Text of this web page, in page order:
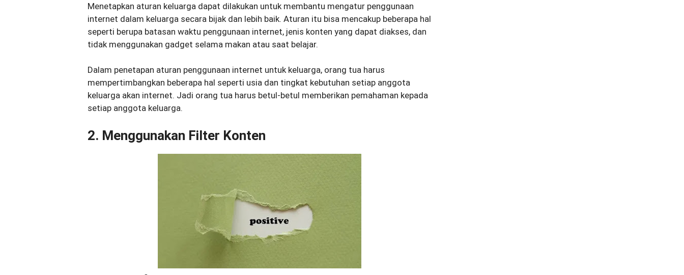
Menetapkan aturan keluarga dapat dilakukan untuk membantu mengatur penggunaan
internet dalam keluarga secara bijak dan lebih baik. Aturan itu bisa mencakup beberapa hal
seperti berupa batasan waktu penggunaan internet, jenis konten yang dapat diakses, dan
tidak menggunakan gadget selama makan atau saat belajar.
Dalam penetapan aturan penggunaan internet untuk keluarga, orang tua harus
mempertimbangkan beberapa hal seperti usia dan tingkat kebutuhan setiap anggota
keluarga akan internet. Jadi orang tua harus betul-betul memberikan pemahaman kepada
setiap anggota keluarga.
2. Menggunakan Filter Konten